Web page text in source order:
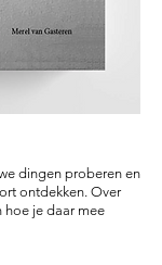
dingen proberen en
ontdekken. Over
hoe je daar mee